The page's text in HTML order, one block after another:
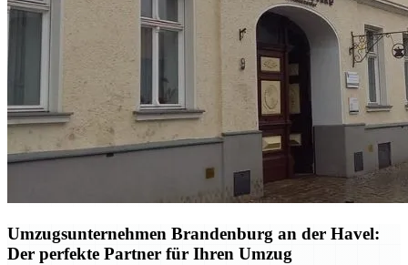
Umzugsunternehmen Brandenburg an der Havel:
Der perfekte Partner für Ihren Umzug